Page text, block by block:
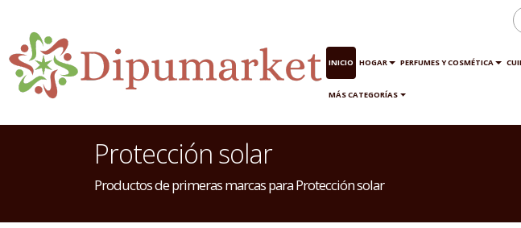
INICIO HOGAR PERFUMES Y COSMÉTICA
MÁS CATEGORÍAS
Protección solar
Productos de primeras marcas para Protección solar